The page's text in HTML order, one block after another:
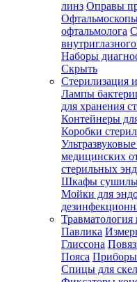
линз Оправы
офтальмолога
Наборы
Скрыть
Стерилизация
Лампы
для хранения
Контейнеры
Коробки
медицинских
стерильных
Шкафы
Мойки для
Травматология
Павлика
Глиссона
Пояса Приборы
Спицы для